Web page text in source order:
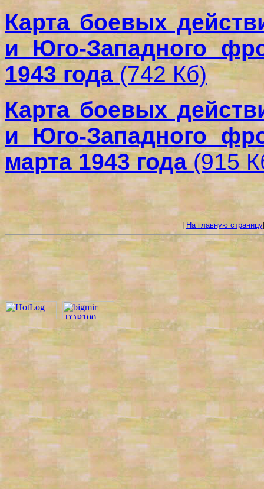
Карта боевых
и Юго-Западного
1943 года(742 Кб)
Карта боевых
и Юго-Западного
марта 1943 года(915
На главную страницу